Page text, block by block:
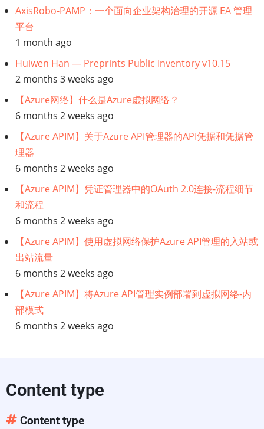
AxisRobo-PAMP：一个面向企业架构治理的开源 EA 管理
平台
1 month ago
Huiwen Han — Preprints Public Inventory v10.15
2 months 3 weeks ago
【Azure网络】什么是Azure虚拟网络？
6 months 2 weeks ago
【Azure APIM】关于Azure API管理器的API凭据和凭据管
理器
6 months 2 weeks ago
【Azure APIM】凭证管理器中的OAuth 2.0连接-流程细节
和流程
6 months 2 weeks ago
【Azure APIM】使用虚拟网络保护Azure API管理的入站或
出站流量
6 months 2 weeks ago
【Azure APIM】将Azure API管理实例部署到虚拟网络-内
部模式
6 months 2 weeks ago
Content type
Content type